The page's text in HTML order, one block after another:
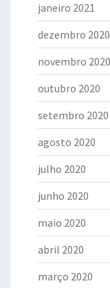
janeiro 2021
dezembro 2020
novembro 2020
outubro 2020
setembro 2020
agosto 2020
julho 2020
junho 2020
maio 2020
abril 2020
março 2020